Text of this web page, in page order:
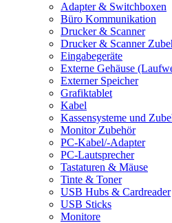
Adapter & Switchboxen
Büro Kommunikation
Drucker & Scanner
Drucker & Scanner
Eingabegeräte
Externe Gehäuse
Externer Speicher
Grafiktablet
Kabel
Kassensysteme und
Monitor Zubehör
PC-Kabel/-Adapter
PC-Lautsprecher
Tastaturen & Mäuse
Tinte & Toner
USB Hubs & Cardreader
USB Sticks
Monitore